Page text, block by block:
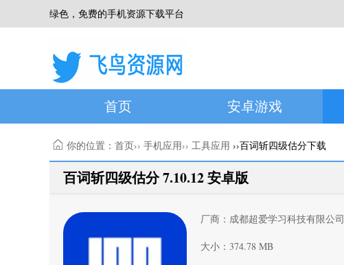
绿色，免费的手机资源下载平台
首页 安卓游戏
你的位置： 首页›› 手机应用›› 工具应用 ››百词斩四级估分下载
百词斩四级估分 7.10.12 安卓版
厂商：成都超爱学习科技有限公司
大小：374.78 MB